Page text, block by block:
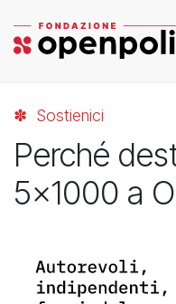
✽ Sostienici
Perché
5x1000 a